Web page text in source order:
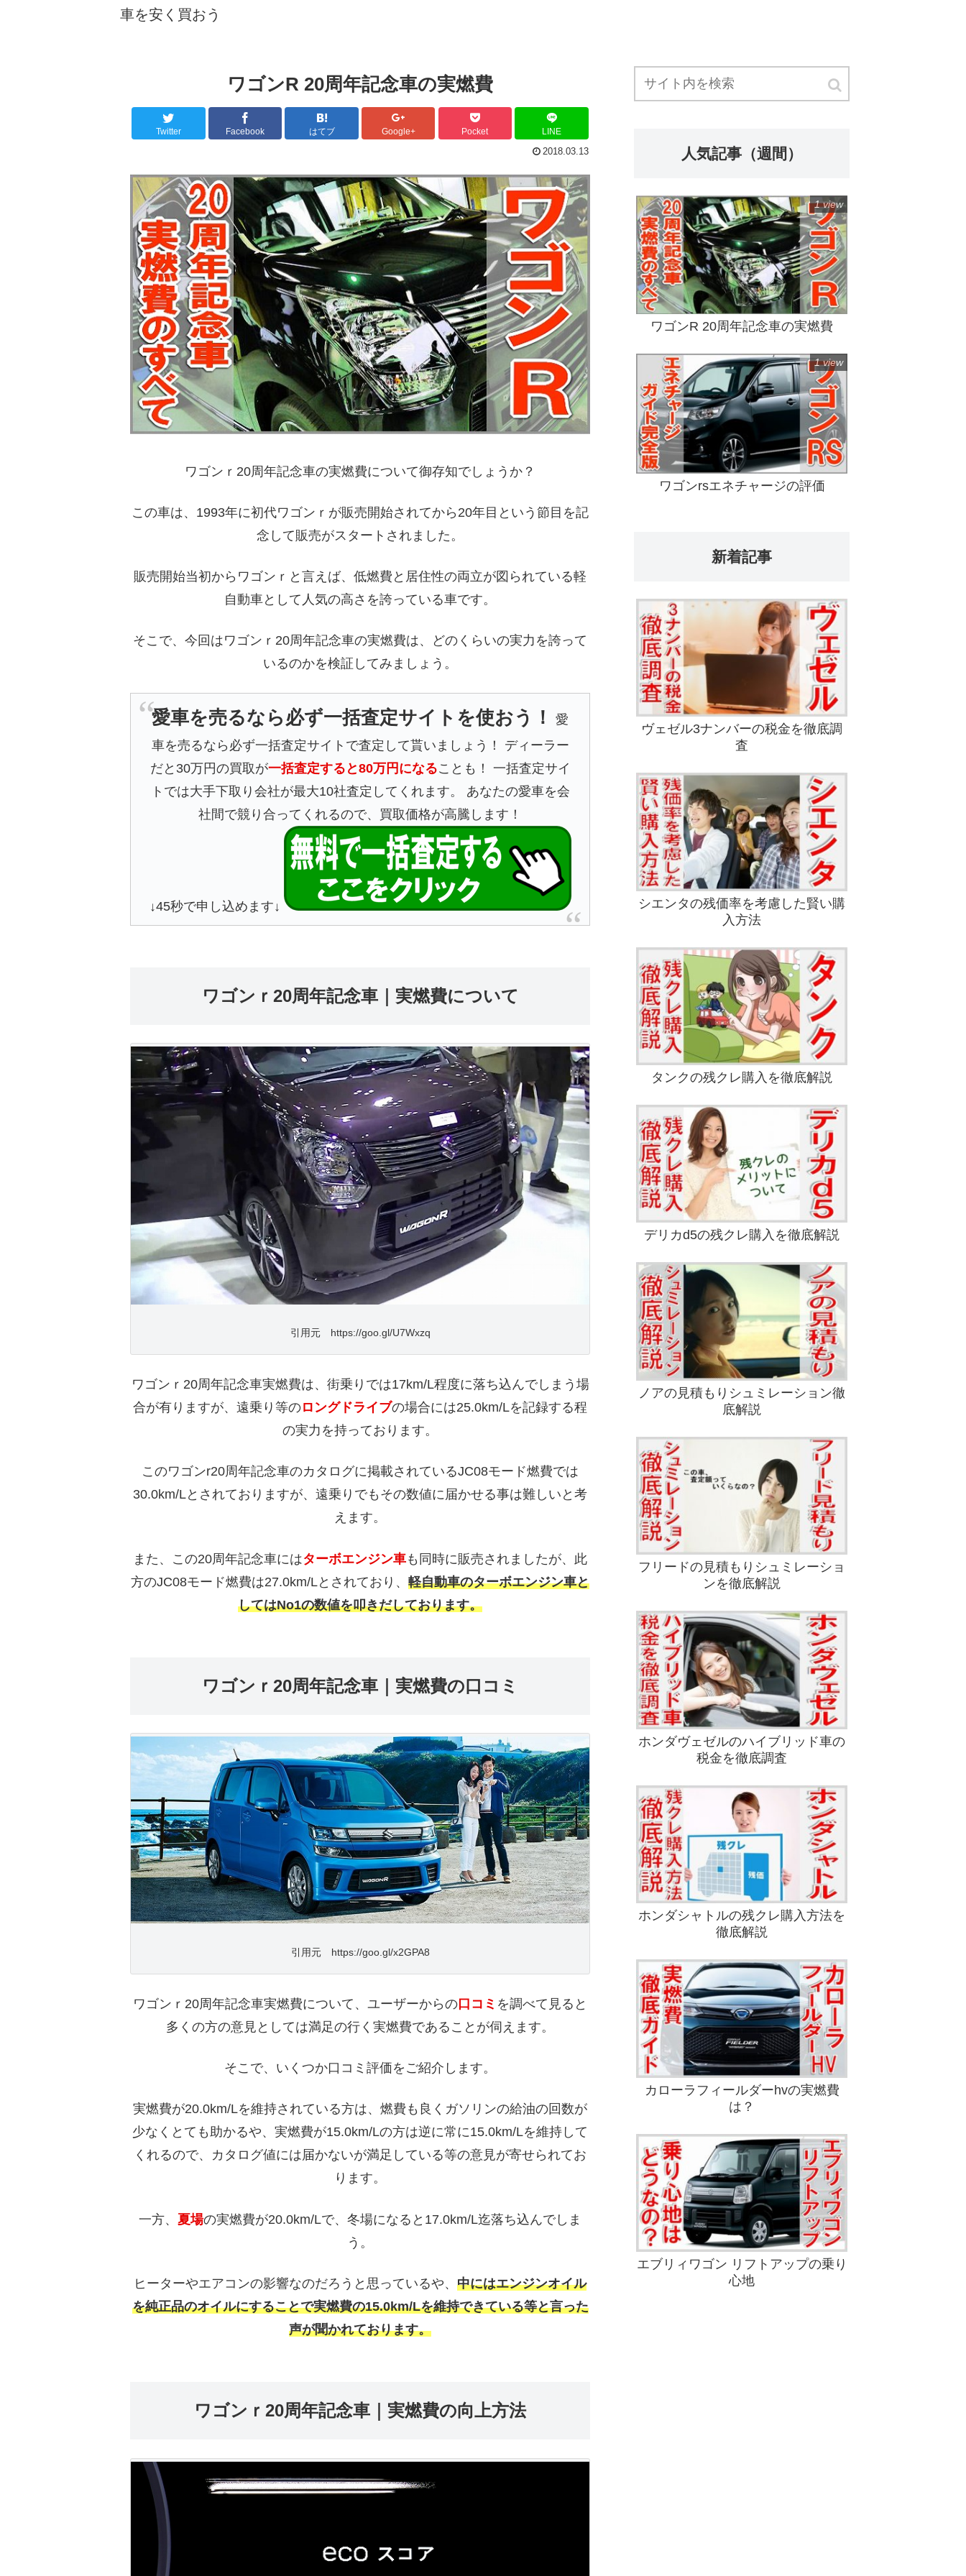
車を安く買おう
ワゴンR 20周年記念車の実燃費
Twitter Facebook はてブ Google+ Pocket LINE
2018.03.13
ワゴンｒ20周年記念車の実燃費について御存知でしょうか？
この車は、1993年に初代ワゴンｒが販売開始されてから20年目という節目を記
念して販売がスタートされました。
販売開始当初からワゴンｒと言えば、低燃費と居住性の両立が図られている軽
自動車として人気の高さを誇っている車です。
そこで、今回はワゴンｒ20周年記念車の実燃費は、どのくらいの実力を誇って
いるのかを検証してみましょう。
愛車を売るなら必ず一括査定サイトを使おう！
愛
車を売るなら必ず一括査定サイトで査定して貰いましょう！ ディーラー
だと30万円の買取が一括査定すると80万円になることも！ 一括査定サイ
トでは大手下取り会社が最大10社査定してくれます。 あなたの愛車を会
社間で競り合ってくれるので、買取価格が高騰します！
↓45秒で申し込めます↓
ワゴンｒ20周年記念車｜実燃費について
引用元 https://goo.gl/U7Wxzq
ワゴンｒ20周年記念車実燃費は、街乗りでは17km/L程度に落ち込んでしまう場
合が有りますが、遠乗り等のロングドライブの場合には25.0km/Lを記録する程
の実力を持っております。
このワゴンr20周年記念車のカタログに掲載されているJC08モード燃費では
30.0km/Lとされておりますが、遠乗りでもその数値に届かせる事は難しいと考
えます。
また、この20周年記念車にはターボエンジン車も同時に販売されましたが、此
方のJC08モード燃費は27.0km/Lとされており、 軽自動車のターボエンジン車と
してはNo1の数値を叩きだしております。
ワゴンｒ20周年記念車｜実燃費の口コミ
引用元 https://goo.gl/x2GPA8
ワゴンｒ20周年記念車実燃費について、ユーザーからの 口コミ を調べて見ると
多くの方の意見としては満足の行く実燃費であることが伺えます。
そこで、いくつか口コミ評価をご紹介します。
実燃費が20.0km/Lを維持されている方は、燃費も良くガソリンの給油の回数が
少なくとても助かるや、実燃費が15.0km/Lの方は逆に常に15.0km/Lを維持して
くれるので、カタログ値には届かないが満足している等の意見が寄せられてお
ります。
一方、 夏場の実燃費が20.0km/Lで、冬場になると17.0km/L迄落ち込んでしま
う。
ヒーターやエアコンの影響なのだろうと思っているや、 中にはエンジンオイル
を純正品のオイルにすることで実燃費の15.0km/Lを維持できている等と言った
声が聞かれております。
ワゴンｒ20周年記念車｜実燃費の向上方法
人気記事（週間）
ワゴンR 20周年記念車の実燃費
1 view
ワゴンrsエネチャージの評価
1 view
新着記事
ヴェゼル3ナンバーの税金を徹底調
査
シエンタの残価率を考慮した賢い購
入方法
タンクの残クレ購入を徹底解説
デリカd5の残クレ購入を徹底解説
ノアの見積もりシュミレーション徹
底解説
フリードの見積もりシュミレーショ
ンを徹底解説
ホンダヴェゼルのハイブリッド車の
税金を徹底調査
ホンダシャトルの残クレ購入方法を
徹底解説
カローラフィールダーhvの実燃費
は？
エブリィワゴン リフトアップの乗り
心地